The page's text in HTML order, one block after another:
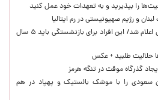
را بپذیرید و به تعهدات خود عمل کنید
و رژیم صهیونیستی در رم ایتالیا
فوری؛ شرط جدید بازنشستگی اعلام شد/ این افراد برای بازنشستگی باید ۵ سال
حلالیت طلبید + عکس
گذرگاه موقت در تنگه هرمز
سعودی را با موشک بالستیک و پهپاد در هم